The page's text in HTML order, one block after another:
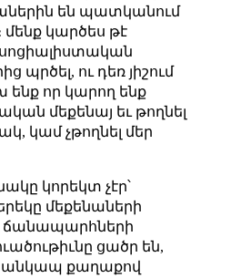
են պատկանում
մենք կարծես թէ
սոցիալիստական
պրծել, ու դեռ յիշում
ենք որ կարող ենք
մեքենայ եւ թողնել
կամ չթողնել մեր
կորեկտ չէր՝
մեքենաների
ճանապարհների
ցածր են,
անկապ քաղաքով